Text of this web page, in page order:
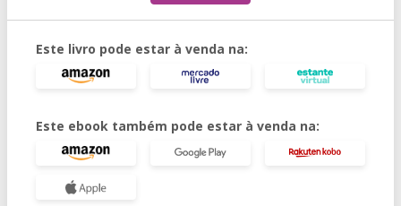
Este livro pode estar à venda na:
Este ebook também pode estar à venda na: